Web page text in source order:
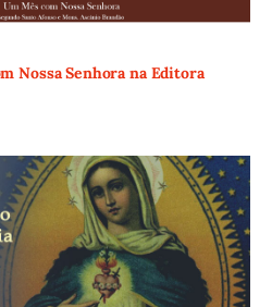
Nossa Senhora na Editora